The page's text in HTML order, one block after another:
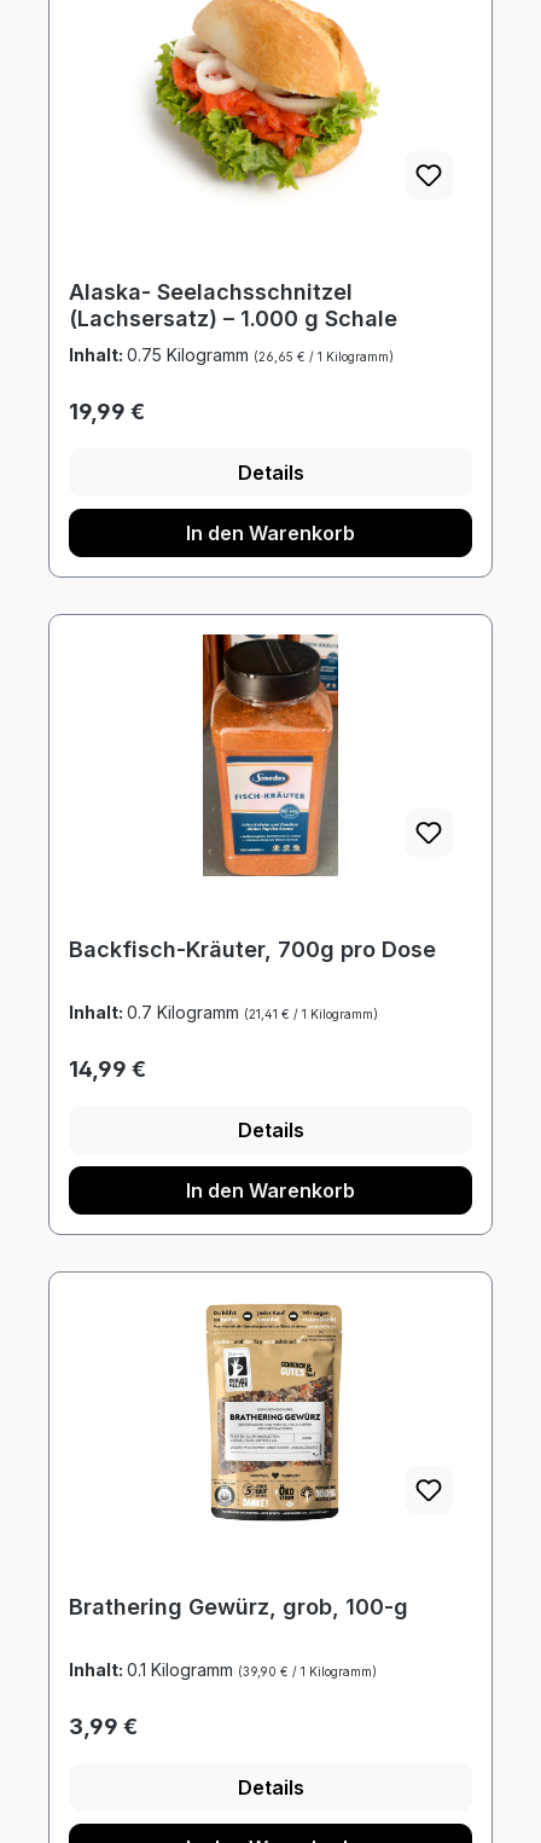
Alaska- Seelachsschnitzel
(Lachsersatz) – 1.000 g Schale
Inhalt: 0.75 Kilogramm (26,65 € / 1 Kilogramm)
Regulärer Preis:
19,99 €
Details
In den Warenkorb
Backfisch-Kräuter, 700g pro Dose
Inhalt: 0.7 Kilogramm (21,41 € / 1 Kilogramm)
Regulärer Preis:
14,99 €
Details
In den Warenkorb
Brathering Gewürz, grob, 100-g
Inhalt: 0.1 Kilogramm (39,90 € / 1 Kilogramm)
Regulärer Preis:
3,99 €
Details